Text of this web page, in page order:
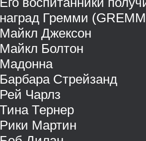
наград Гремми
Майкл Джексон
Майкл Болтон
Мадонна
Барбара Стрейзанд
Рей Чарлз
Тина Тернер
Рики Мартин